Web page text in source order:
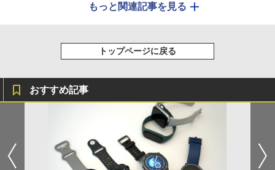
もっと関連記事を見る
トップページに戻る
おすすめ記事